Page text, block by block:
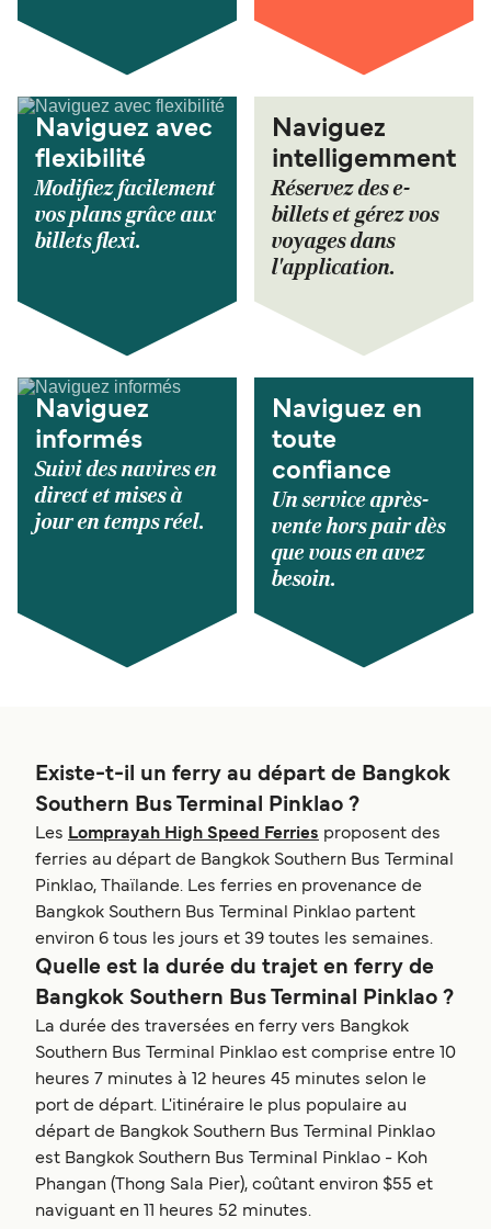
Naviguez avec
flexibilité
Modifiez facilement
vos plans grâce aux
billets flexi.
Naviguez
intelligemment
Réservez des e-
billets et gérez vos
voyages dans
l'application.
Naviguez
informés
Suivi des navires en
direct et mises à
jour en temps réel.
Naviguez en
toute
confiance
Un service après-
vente hors pair dès
que vous en avez
besoin.
Existe-t-il un ferry au départ de Bangkok
Southern Bus Terminal Pinklao ?
Les Lomprayah High Speed Ferries proposent des
ferries au départ de Bangkok Southern Bus Terminal
Pinklao, Thaïlande. Les ferries en provenance de
Bangkok Southern Bus Terminal Pinklao partent
environ 6 tous les jours et 39 toutes les semaines.
Quelle est la durée du trajet en ferry de
Bangkok Southern Bus Terminal Pinklao ?
La durée des traversées en ferry vers Bangkok
Southern Bus Terminal Pinklao est comprise entre 10
heures 7 minutes à 12 heures 45 minutes selon le
port de départ. L'itinéraire le plus populaire au
départ de Bangkok Southern Bus Terminal Pinklao
est Bangkok Southern Bus Terminal Pinklao - Koh
Phangan (Thong Sala Pier), coûtant environ $55 et
naviguant en 11 heures 52 minutes.